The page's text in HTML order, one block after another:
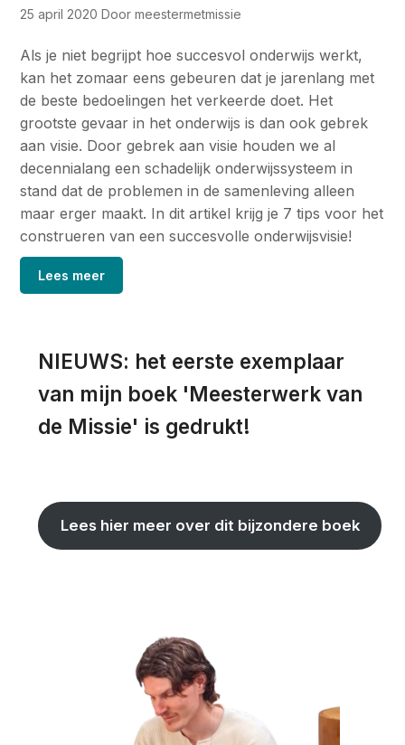
25 april 2020 Door meestermetmissie
Als je niet begrijpt hoe succesvol onderwijs werkt,
kan het zomaar eens gebeuren dat je jarenlang met
de beste bedoelingen het verkeerde doet. Het
grootste gevaar in het onderwijs is dan ook gebrek
aan visie. Door gebrek aan visie houden we al
decennialang een schadelijk onderwijssysteem in
stand dat de problemen in de samenleving alleen
maar erger maakt. In dit artikel krijg je 7 tips voor het
construeren van een succesvolle onderwijsvisie!
Lees meer
NIEUWS: het eerste exemplaar
van mijn boek 'Meesterwerk van
de Missie' is gedrukt!
Lees hier meer over dit bijzondere boek